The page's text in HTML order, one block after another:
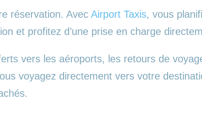
réservation. Avec Airport Taxis, vous
et profitez d’une prise en charge
vers les aéroports, les retours de
voyagez directement vers votre